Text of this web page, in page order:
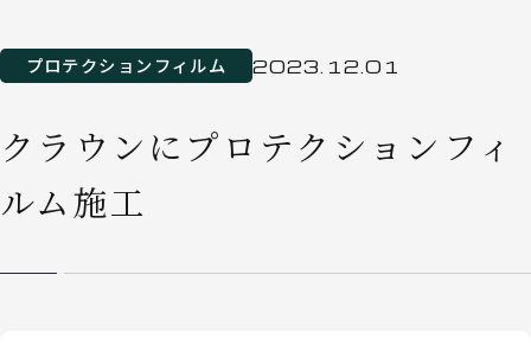
プロテクションフィルム 2023.12.01
クラウンにプロテクションフィ
ルム施工